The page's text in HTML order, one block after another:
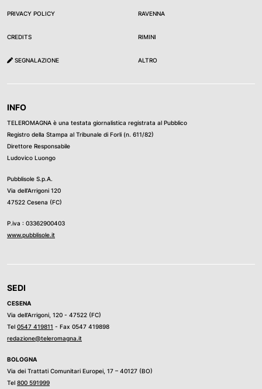
PRIVACY POLICY
CREDITS
SEGNALAZIONE
RAVENNA
RIMINI
ALTRO
INFO
TELEROMAGNA è una testata giornalistica registrata al Pubblico
Registro della Stampa al Tribunale di Forli (n. 611/82)
Direttore Responsabile
Ludovico Luongo
Pubblisole S.p.A.
Via dell’Arrigoni 120
47522 Cesena (FC)
P.iva : 03362900403
www.pubblisole.it
SEDI
CESENA
Via dell’Arrigoni, 120 - 47522 (FC)
Tel 0547 419811 - Fax 0547 419898
redazione@teleromagna.it
BOLOGNA
Via dei Trattati Comunitari Europei, 17 – 40127 (BO)
Tel 800 591999